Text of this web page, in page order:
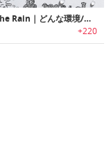
Rite in the Rain｜どんな環境/天候でも利用可能なノートブック/ペン
+220